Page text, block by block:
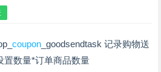
coupon _goodsendtask 记录购物送
置数量*订单商品数量